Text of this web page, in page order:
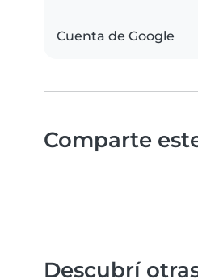
Cuenta de Google
Comparte
Descubrí